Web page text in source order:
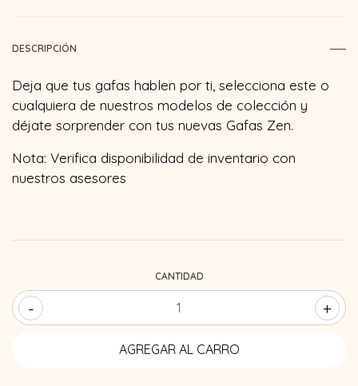
DESCRIPCIÓN
Deja que tus gafas hablen por ti, selecciona este o
cualquiera de nuestros modelos de colección y
déjate sorprender con tus nuevas Gafas Zen.
Nota: Verifica disponibilidad de inventario con
nuestros asesores
CANTIDAD
- +